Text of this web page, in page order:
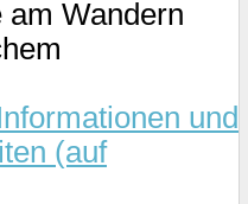
am Wandern
und
(auf